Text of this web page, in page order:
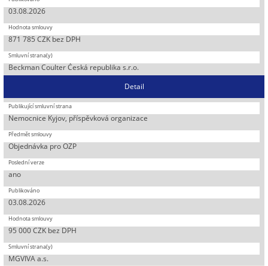
03.08.2026
871 785 CZK bez DPH
Beckman Coulter Česká republika s.r.o.
Detail
Nemocnice Kyjov, příspěvková organizace
Objednávka pro OZP
ano
03.08.2026
95 000 CZK bez DPH
MGVIVA a.s.